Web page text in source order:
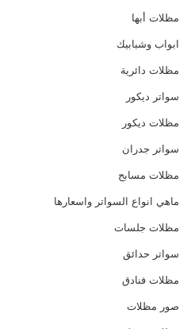
مظلات أبها
ابواب وشبابيك
مظلات دائرية
سواتر ديكور
مظلات ديكور
سواتر جدران
مظلات مسابح
ماهي انواع السواتر واسعارها
مظلات جلسات
سواتر حدائق
مظلات فنادق
صور مظلات